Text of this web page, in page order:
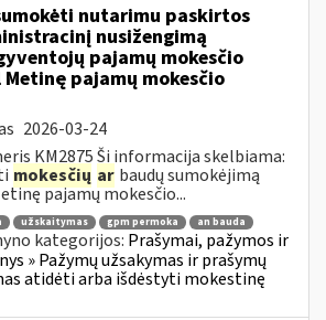
nutarimu paskirtos
nusižengimą
pajamų mokesčio
pajamų mokesčio
2026-03-24
KM2875 Ši informacija skelbiama:
mokesčių ar baudų sumokėjimą
pajamų mokesčio...
užskaitymas gpm permoka
an bauda
kategorijos: Prašymai, pažymos ir
» Pažymų užsakymas ir prašymų
atidėti arba išdėstyti mokestinę